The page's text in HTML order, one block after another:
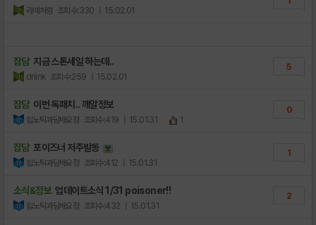
라떼처럼 조회수:330 | 15.02.01
잡담 지금 스톤세일 하는데..
driink 조회수:259 | 15.02.01
5
잡담 이번 독패치.. 깨알정보
힙노틱과담배요정 조회수:419 | 15.01.31 1
0
잡담 포이즈너 저주발동
힙노틱과담배요정 조회수:412 | 15.01.31
1
소식&정보 업데이트소식 1/31 poisoner!!
힙노틱과담배요정 조회수:432 | 15.01.31
2